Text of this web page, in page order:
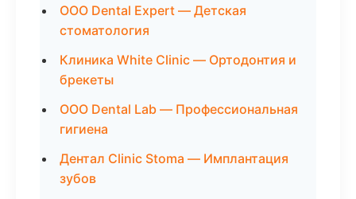
ООО Dental Expert — Детская
стоматология
Клиника White Clinic — Ортодонтия и
брекеты
ООО Dental Lab — Профессиональная
гигиена
Дентал Clinic Stoma — Имплантация
зубов